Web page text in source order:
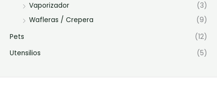
Vaporizador
(3)
Wafleras / Crepera
(9)
Pets
(12)
Utensilios
(5)